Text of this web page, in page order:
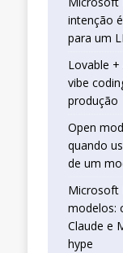
intenção
para um
Lovable
vibe
produção
Open
quando
de um
Microsoft
modelos:
Claude e
hype